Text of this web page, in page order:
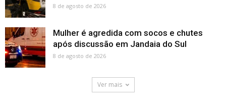
8 de agosto de 2026
Mulher é agredida com socos e chutes
após discussão em Jandaia do Sul
8 de agosto de 2026
Ver mais